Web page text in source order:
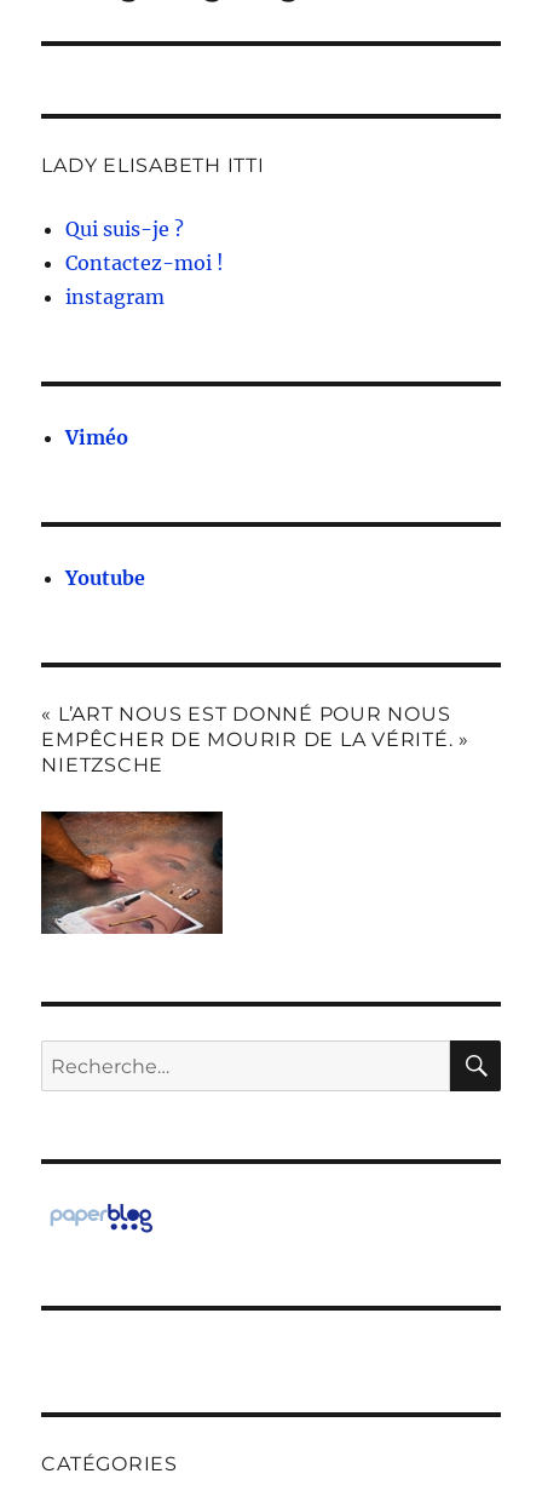
LADY ELISABETH ITTI
Qui suis-je ?
Contactez-moi !
instagram
Viméo
Youtube
« L’ART NOUS EST DONNÉ POUR NOUS
EMPÊCHER DE MOURIR DE LA VÉRITÉ. »
NIETZSCHE
Recherche
pour :
CATÉGORIES